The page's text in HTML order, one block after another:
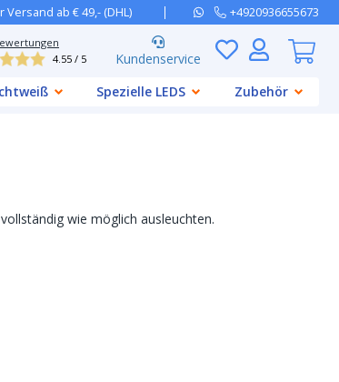
Versand ab € 49,- (DHL) +4920936655673
4.55 / 5
Kundenservice
Spezielle LEDS Zubehör
wie möglich ausleuchten.